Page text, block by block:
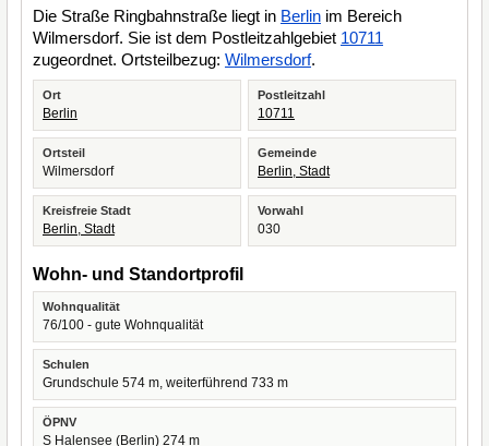
Die Straße Ringbahnstraße liegt in Berlin im Bereich
Wilmersdorf. Sie ist dem Postleitzahlgebiet 10711
zugeordnet. Ortsteilbezug: Wilmersdorf.
Ort
Berlin
Postleitzahl
10711
Ortsteil
Wilmersdorf
Gemeinde
Berlin, Stadt
Kreisfreie Stadt
Berlin, Stadt
Vorwahl
030
Wohn- und Standortprofil
Wohnqualität
76/100 - gute Wohnqualität
Schulen
Grundschule 574 m, weiterführend 733 m
ÖPNV
S Halensee (Berlin) 274 m